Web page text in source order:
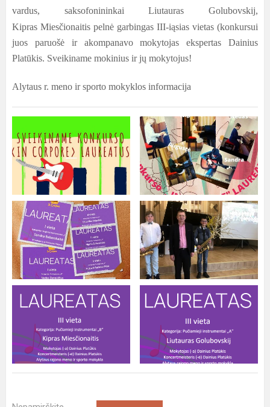
vardus, saksofonininkai Liutauras Golubovskij,
Kipras Miesčionaitis pelnė garbingas III-iąsias vietas (konkursui
juos paruošė ir akompanavo mokytojas ekspertas Dainius
Platūkis. Sveikiname mokinius ir jų mokytojus!
Alytaus r. meno ir sporto mokyklos informacija